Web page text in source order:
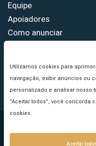
Utilizamos cookies para
navegação, exibir anúncios ou
personalizado e analisar nosso
“Aceitar todos”, você concorda
cookies.
Aceitar
Equipe
Apoiadores
Como anunciar
Princípios Editoriais
Copyright © 2026 -